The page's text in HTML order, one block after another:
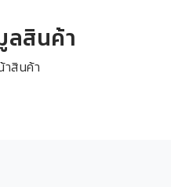
ลสินค้า
สินค้า